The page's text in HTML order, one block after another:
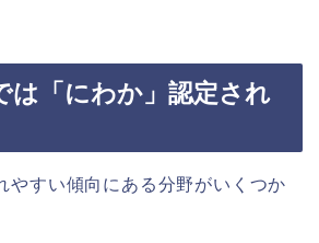
は「にわか」認定され
やすい傾向にある分野がいくつか